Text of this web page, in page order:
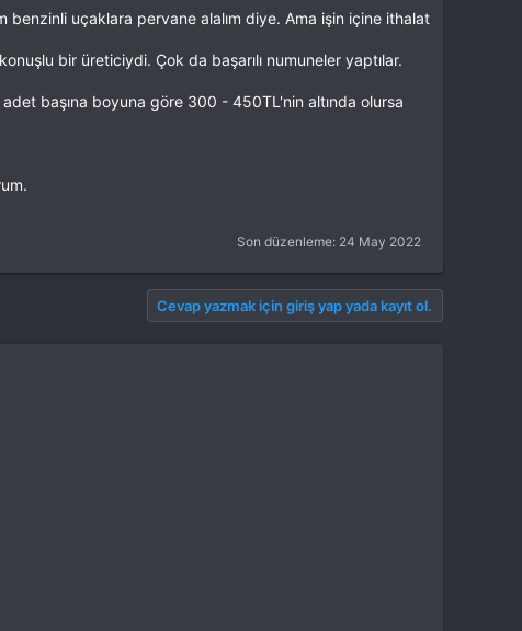
uçaklara pervane alalım diye. Ama işin içine ithalat
bir üreticiydi. Çok da başarılı numuneler yaptılar.
başına boyuna göre 300 - 450TL'nin altında olursa
Son düzenleme: 24 May 2022
Cevap yazmak için giriş yap yada kayıt ol.